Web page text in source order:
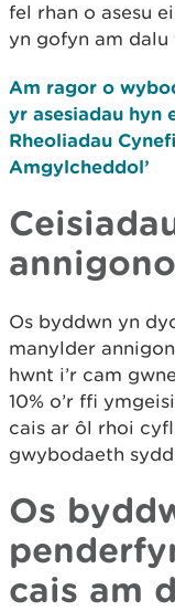
fel rhan o asesu
yn gofyn am dalu
Am ragor o
yr asesiadau hyn
Rheoliadau
Amgylcheddol’
Os byddwn yn
manylder
hwnt i’r cam
10% o’r ffi
cais ar ôl rhoi
gwybodaeth
Os
cais am